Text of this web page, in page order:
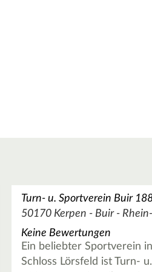
Turn- u. Sportverein Buir
50170 Kerpen - Buir -
Keine Bewertungen
Ein beliebter Sportverein
Schloss Lörsfeld ist Turn-